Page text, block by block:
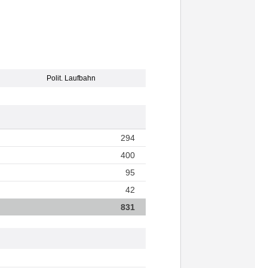
Polit. Laufbahn
294
400
95
42
831